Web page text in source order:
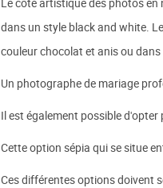
dans un style black and white.
couleur chocolat et anis ou
Un photographe de mariage
Il est également possible
Cette option sépia qui se situe
Ces différentes options doivent